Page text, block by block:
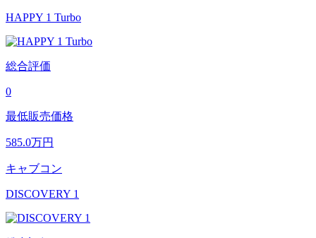
HAPPY 1 Turbo
総合評価
0
最低販売価格
585.0万円
キャブコン
DISCOVERY 1